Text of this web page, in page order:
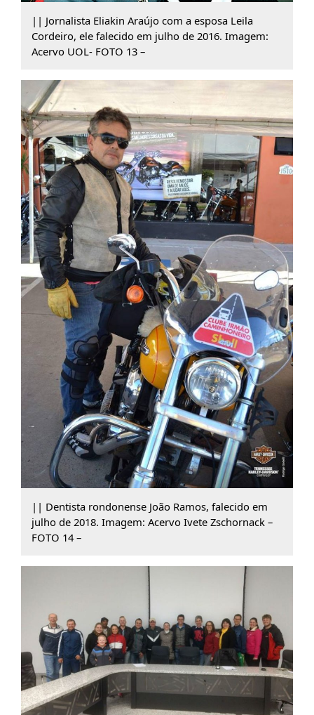
|| Jornalista Eliakin Araújo com a esposa Leila
Cordeiro, ele falecido em julho de 2016. Imagem:
Acervo UOL- FOTO 13 –
|| Dentista rondonense João Ramos, falecido em
julho de 2018. Imagem: Acervo Ivete Zschornack –
FOTO 14 –